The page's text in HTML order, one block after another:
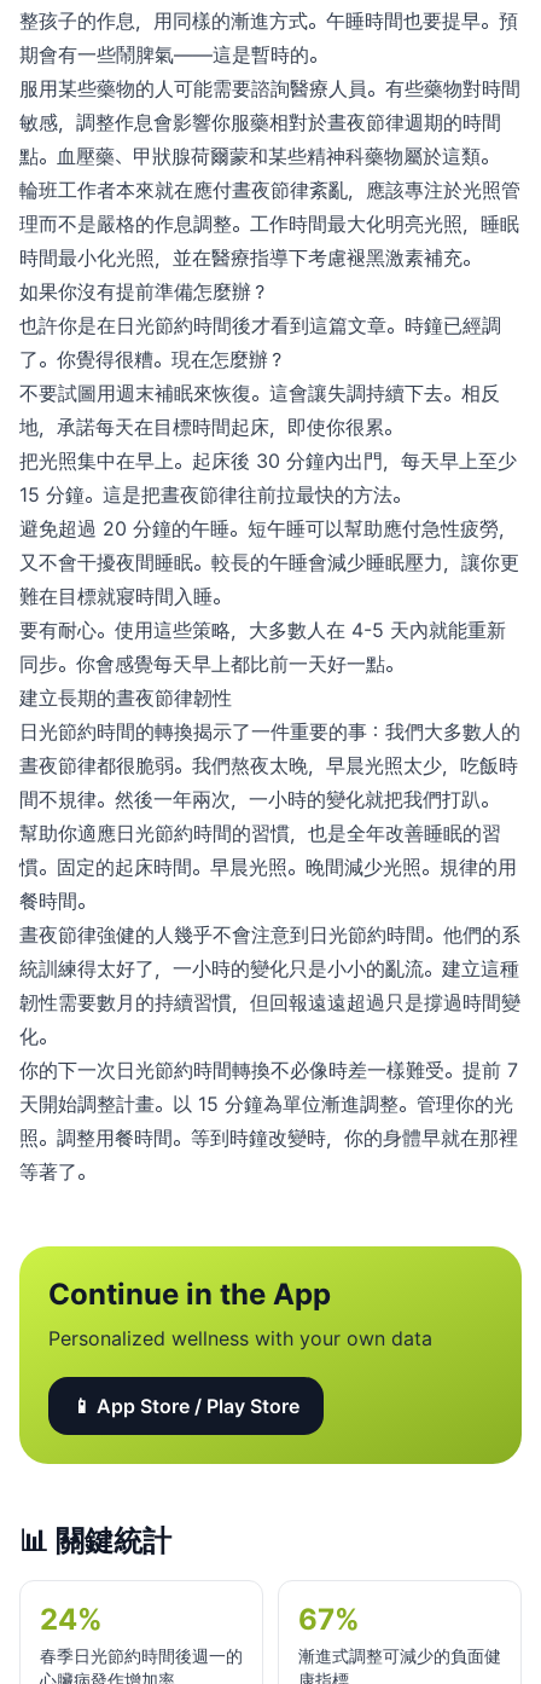
整孩子的作息，用同樣的漸進方式。午睡時間也要提早。預
期會有一些鬧脾氣——這是暫時的。
服用某些藥物的人可能需要諮詢醫療人員。有些藥物對時間
敏感，調整作息會影響你服藥相對於晝夜節律週期的時間
點。血壓藥、甲狀腺荷爾蒙和某些精神科藥物屬於這類。
輪班工作者本來就在應付晝夜節律紊亂，應該專注於光照管
理而不是嚴格的作息調整。工作時間最大化明亮光照，睡眠
時間最小化光照，並在醫療指導下考慮褪黑激素補充。
如果你沒有提前準備怎麼辦？
也許你是在日光節約時間後才看到這篇文章。時鐘已經調
了。你覺得很糟。現在怎麼辦？
不要試圖用週末補眠來恢復。這會讓失調持續下去。相反
地，承諾每天在目標時間起床，即使你很累。
把光照集中在早上。起床後 30 分鐘內出門，每天早上至少
15 分鐘。這是把晝夜節律往前拉最快的方法。
避免超過 20 分鐘的午睡。短午睡可以幫助應付急性疲勞，
又不會干擾夜間睡眠。較長的午睡會減少睡眠壓力，讓你更
難在目標就寢時間入睡。
要有耐心。使用這些策略，大多數人在 4-5 天內就能重新
同步。你會感覺每天早上都比前一天好一點。
建立長期的晝夜節律韌性
日光節約時間的轉換揭示了一件重要的事：我們大多數人的
晝夜節律都很脆弱。我們熬夜太晚，早晨光照太少，吃飯時
間不規律。然後一年兩次，一小時的變化就把我們打趴。
幫助你適應日光節約時間的習慣，也是全年改善睡眠的習
慣。固定的起床時間。早晨光照。晚間減少光照。規律的用
餐時間。
晝夜節律強健的人幾乎不會注意到日光節約時間。他們的系
統訓練得太好了，一小時的變化只是小小的亂流。建立這種
韌性需要數月的持續習慣，但回報遠遠超過只是撐過時間變
化。
你的下一次日光節約時間轉換不必像時差一樣難受。提前 7
天開始調整計畫。以 15 分鐘為單位漸進調整。管理你的光
照。調整用餐時間。等到時鐘改變時，你的身體早就在那裡
等著了。
Continue in the App
Personalized wellness with your own data
📱 App Store / Play Store
📊 關鍵統計
24%
春季日光節約時間後週一的
心臟病發作增加率
67%
漸進式調整可減少的負面健
康指標